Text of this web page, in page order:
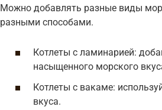
Можно добавлять разные виды
разными способами.
Котлеты с ламинарией:
насыщенного морского
Котлеты с вакаме:
вкуса.